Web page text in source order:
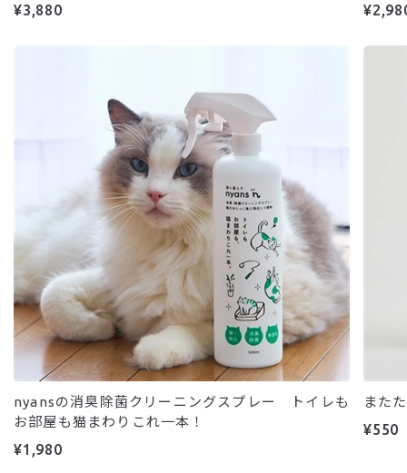
¥3,880
nyansの消臭除菌クリーニングスプレー トイレも
お部屋も猫まわりこれ一本！
¥1,980
また
¥550